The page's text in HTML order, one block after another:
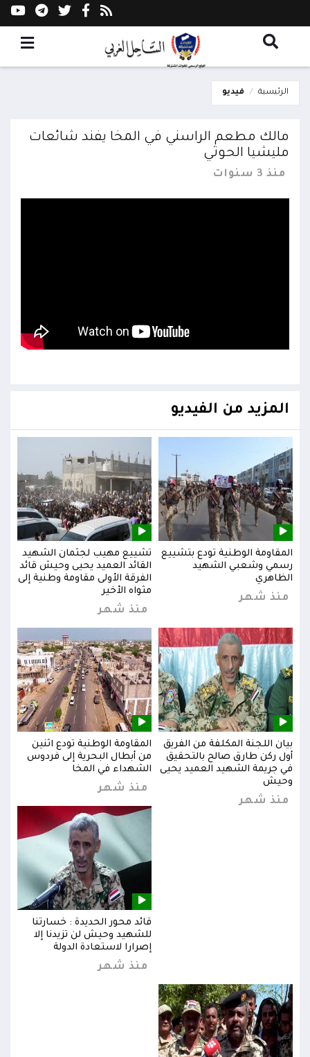
الرئيسية فيديو
مالك مطعم الراسني في المخا يفند شائعات
مليشيا الحوثي
منذ 3 سنوات
المزيد من الفيديو
المقاومة الوطنية تودع بتشييع
رسمي وشعبي الشهيد
الظاهري
منذ شهر
تشييع مهيب لجثمان الشهيد
القائد العميد يحيى وحيش قائد
الفرقة الأولى مقاومة وطنية إلى
مثواه الأخير
منذ شهر
بيان اللجنة المكلفة من الفريق
أول ركن طارق صالح بالتحقيق
في جريمة الشهيد العميد يحيى
وحيش
منذ شهر
المقاومة الوطنية تودع اثنين
من أبطال البحرية إلى فردوس
الشهداء في المخا
منذ شهر
قائد محور الحديدة : خسارتنا
للشهيد وحيش لن تزيدنا إلا
إصرارا لاستعادة الدولة
منذ شهر